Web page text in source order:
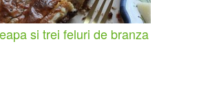
si trei feluri de branza